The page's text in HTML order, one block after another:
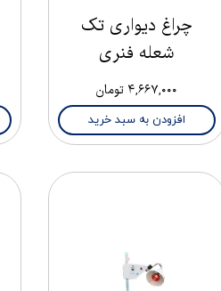
چراغ دیواری تک
شعله فنری
۴,۶۶۷,۰۰۰ تومان
افزودن به سبد خرید